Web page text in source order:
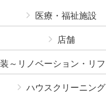
医療・福祉施設
店舗
～リノベーション・リ
ハウスクリーニング